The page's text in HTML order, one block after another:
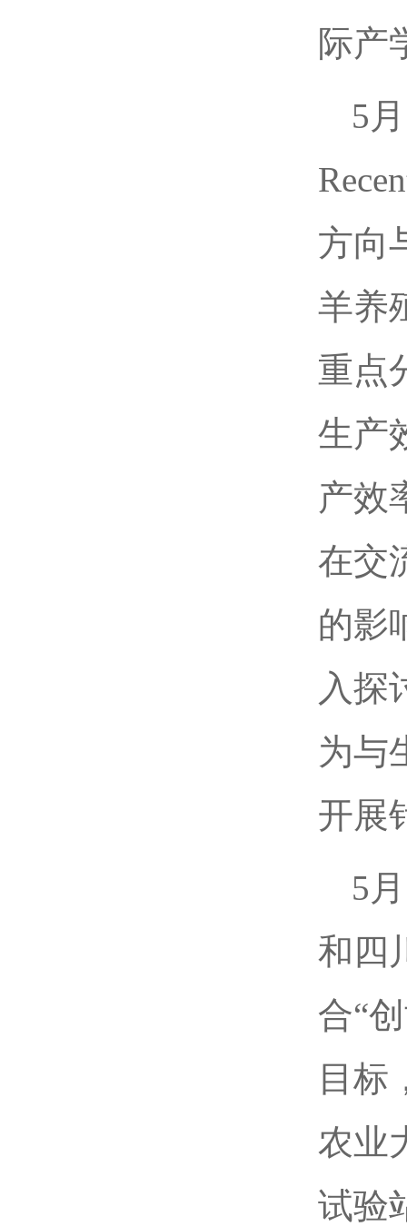
际产
5
方向
羊养
重点
生产
产效
在交
的影
入探
为与
开展
5
和四
合“
目标
农业
试验